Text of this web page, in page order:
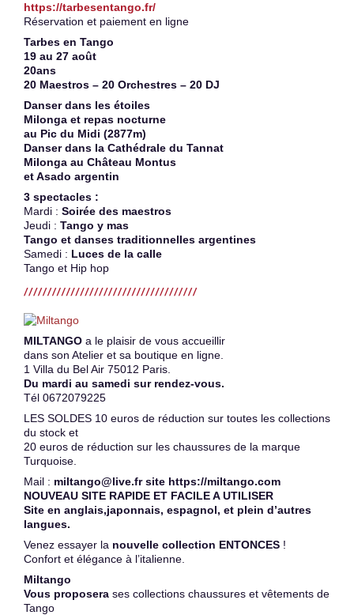
https://tarbesentango.fr/
Réservation et paiement en ligne
Tarbes en Tango
19 au 27 août
20ans
20 Maestros – 20 Orchestres – 20 DJ
Danser dans les étoiles
Milonga et repas nocturne
au Pic du Midi (2877m)
Danser dans la Cathédrale du Tannat
Milonga au Château Montus
et Asado argentin
3 spectacles :
Mardi : Soirée des maestros
Jeudi : Tango y mas
Tango et danses traditionnelles argentines
Samedi : Luces de la calle
Tango et Hip hop
MILTANGO a le plaisir de vous accueillir
dans son Atelier et sa boutique en ligne.
1 Villa du Bel Air 75012 Paris.
Du mardi au samedi sur rendez-vous.
Tél 0672079225
LES SOLDES 10 euros de réduction sur toutes les collections
du stock et
20 euros de réduction sur les chaussures de la marque
Turquoise.
Mail : miltango@live.fr site https://miltango.com
NOUVEAU SITE RAPIDE ET FACILE A UTILISER
Site en anglais,japonnais, espagnol, et plein d’autres
langues.
Venez essayer la nouvelle collection ENTONCES !
Confort et élégance à l’italienne.
Miltango
Vous proposera ses collections chaussures et vêtements de
Tango